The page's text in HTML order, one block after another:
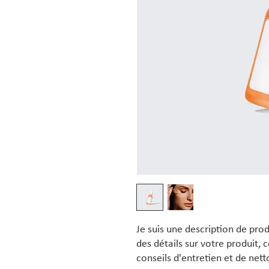
Je suis une description de
des détails sur votre produit,
conseils d'entretien et de